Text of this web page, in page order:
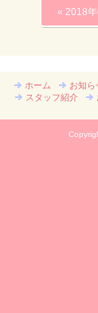
« 2018年
ホーム お知ら
スタッフ紹介